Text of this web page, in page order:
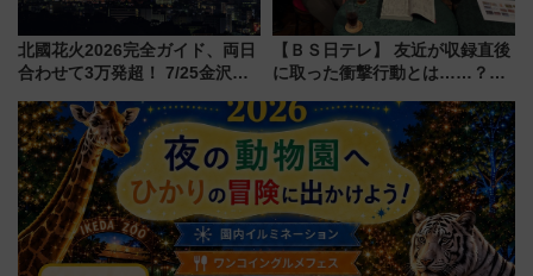
北國花火2026完全ガイド、両日
合わせて3万発超！ 7/25金沢大
会の日程・アクセス・観覧席ま
とめ（石川県）
【ＢＳ日テレ】 友近が収録直後
に取った衝撃行動とは……？
で極上の夏祭り鉄道旅を放送